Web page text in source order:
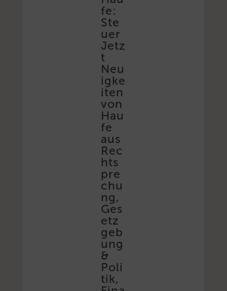
fe:
Ste
uer
Jetz
t
Neu
igke
iten
von
Hau
fe
aus
Rec
hts
pre
chu
ng,
Ges
etz
geb
ung
&
Poli
tik,